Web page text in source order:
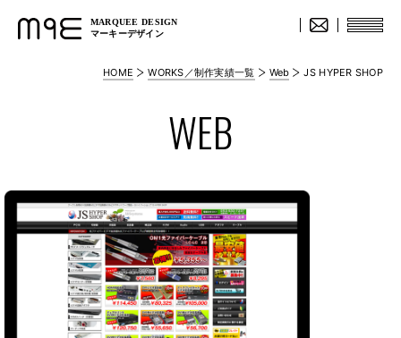
MARQUEE DESIGN
マーキーデザイン
HOME WORKS／制作実績一覧 Web JS HYPER SHOP
WEB